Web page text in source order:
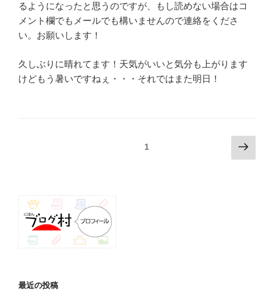
るようになったと思うのですが、もし読めない場合はコ
メント欄でもメールでも構いませんので連絡をくださ
い。お願いします！
久しぶりに晴れてます！天気がいいと気分も上がります
けどもう暑いですねぇ・・・それではまた明日！
ビ
ゲ
ー
シ
ン
1
次
の
最近の投稿